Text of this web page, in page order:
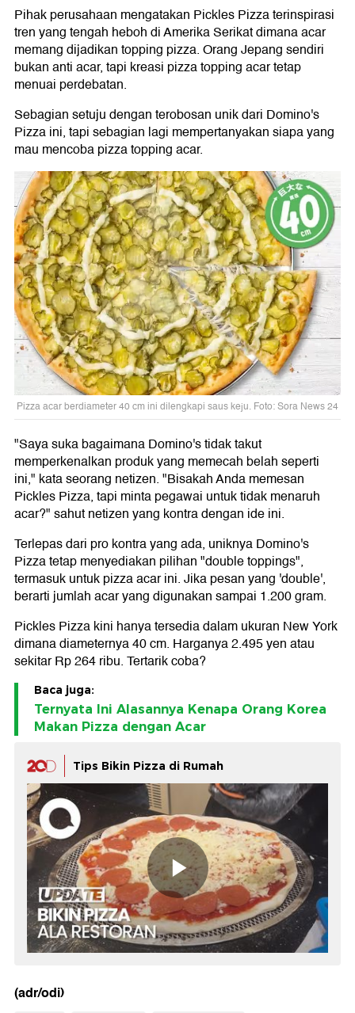
Pihak perusahaan mengatakan Pickles Pizza terinspirasi
tren yang tengah heboh di Amerika Serikat dimana acar
memang dijadikan topping pizza. Orang Jepang sendiri
bukan anti acar, tapi kreasi pizza topping acar tetap
menuai perdebatan.
Sebagian setuju dengan terobosan unik dari Domino's
Pizza ini, tapi sebagian lagi mempertanyakan siapa yang
mau mencoba pizza topping acar.
Pizza acar berdiameter 40 cm ini dilengkapi saus keju. Foto: Sora News 24
"Saya suka bagaimana Domino's tidak takut
memperkenalkan produk yang memecah belah seperti
ini," kata seorang netizen. "Bisakah Anda memesan
Pickles Pizza, tapi minta pegawai untuk tidak menaruh
acar?" sahut netizen yang kontra dengan ide ini.
Terlepas dari pro kontra yang ada, uniknya Domino's
Pizza tetap menyediakan pilihan "double toppings",
termasuk untuk pizza acar ini. Jika pesan yang 'double',
berarti jumlah acar yang digunakan sampai 1.200 gram.
Pickles Pizza kini hanya tersedia dalam ukuran New York
dimana diameternya 40 cm. Harganya 2.495 yen atau
sekitar Rp 264 ribu. Tertarik coba?
Baca juga:
Ternyata Ini Alasannya Kenapa Orang Korea
Makan Pizza dengan Acar
Tips Bikin Pizza di Rumah
(adr/odi)